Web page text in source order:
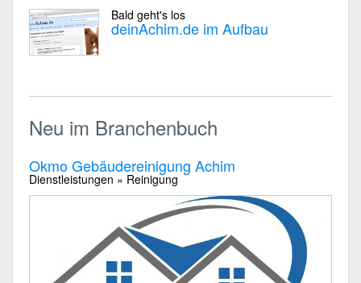
Bald geht's los
deinAchim.de im Aufbau
Neu im Branchenbuch
Okmo Gebäudereinigung Achim
Dienstleistungen » Reinigung